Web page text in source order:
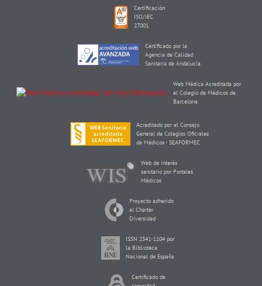
Certificación
ISO/IEC
27001
Certificado por la
Agencia de Calidad
Sanitaria de Andalucía
Web Médica Acreditada por
el Colegio de Médicos de
Barcelona
Acreditado por el Consejo
General de Colegios Oficiales
de Médicos - SEAFORMEC
Web de interés
sanitario por Portales
Médicos
Proyecto adherido
al Charter
Diversidad
ISSN 2341-1104 por
la Biblioteca
Nacional de España
Certificado de